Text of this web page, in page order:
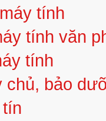
tính
tính văn
tính
chủ, bảo